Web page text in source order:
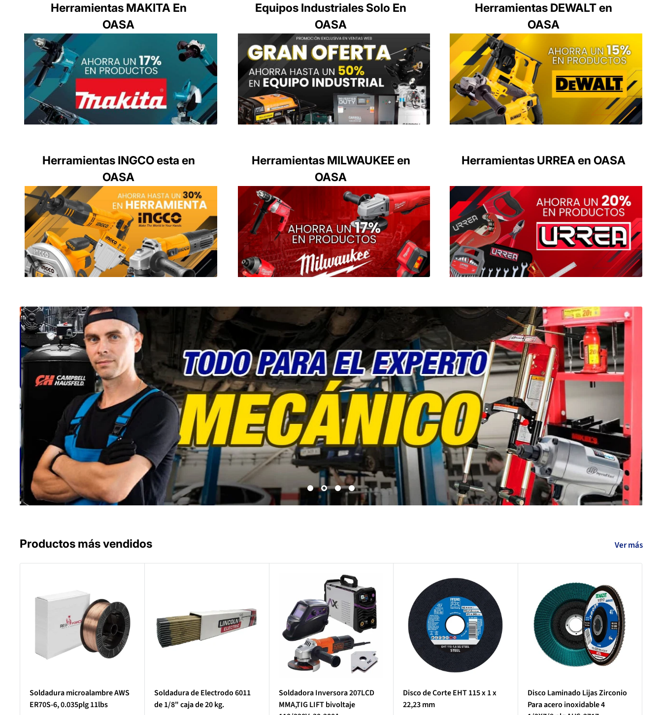
Herramientas MAKITA En
OASA
Equipos Industriales Solo En
OASA
Herramientas DEWALT en
OASA
Herramientas INGCO esta en
OASA
Herramientas MILWAUKEE en
OASA
Herramientas URREA en OASA
Herramientas para Mecánico
Gabinete móvil, Compresor de aire, Gato hidráulico, Martillo rotativo, Cargador portátil,
Opresor de resorte, Prensa hidráulica, Batería para automóvil, Anticongelante, camilla para
mecánico, Juego de herramientas fraccionales y metricas, prensa de cadena, Rampa
Productos más vendidos Ver más
Soldadura microalambre AWS
ER70S-6, 0.035plg 11lbs
Soldadura de Electrodo 6011
de 1/8" caja de 20 kg.
Soldadora Inversora 207LCD
MMA,TIG LIFT bivoltaje
Disco de Corte EHT 115 x 1 x
22,23 mm
Disco Laminado Lijas Zirconio
Para acero inoxidable 4